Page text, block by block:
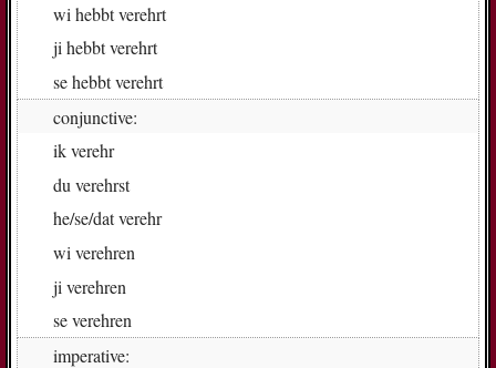
wi hebbt ver­ehrt
jihebbt ver­ehrt
sehebbt ver­ehrt
conjunctive:
ikver­ehr
du ver­ehrst
he/se/datver­ehr
wi ver­eh­ren
ji ver­eh­ren
sever­eh­ren
imperative: